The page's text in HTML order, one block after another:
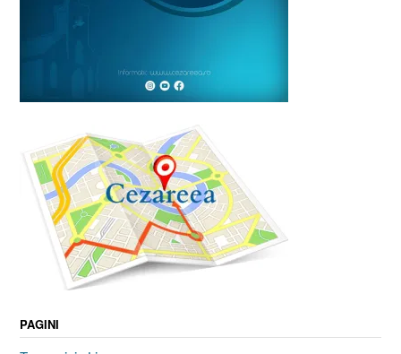
PAGINI